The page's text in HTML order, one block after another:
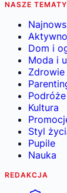
NASZE TEMATY
Dom i
Moda i
Zdrowie
Podróże
Kultura
Styl
Pupile
Nauka
REDAKCJA